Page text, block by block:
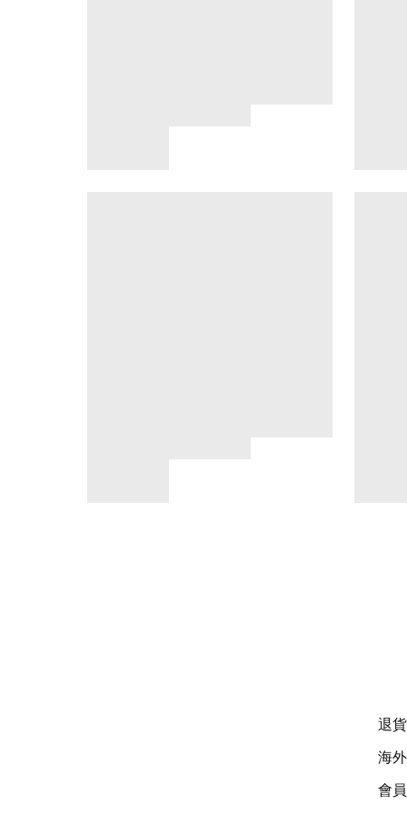
退
海
會